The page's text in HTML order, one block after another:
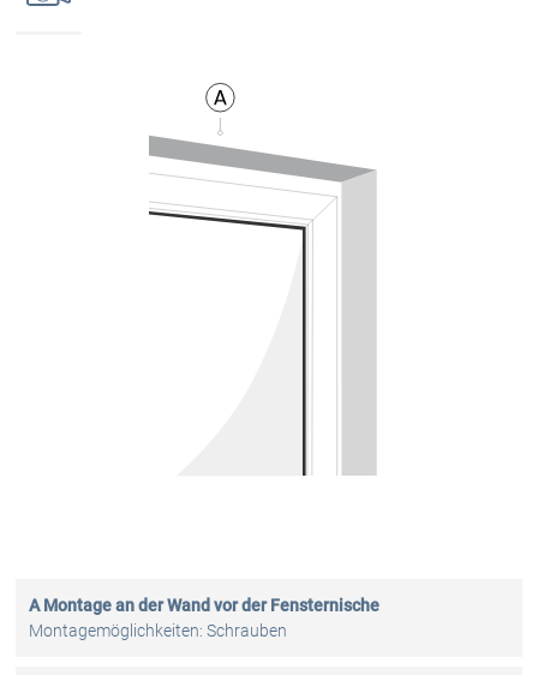
A Montage an der Wand vor der Fensternische
Montagemöglichkeiten: Schrauben